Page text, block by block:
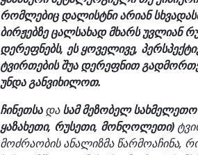
რომლებიც დალისტნი არიან
ბირჟებზე ცალსახად მხარს უვლიან
დერეფნებს, ეს ყოველივე,
ტვირთების შუა დერეფნით
უნდა განვიხილოთ.
ჩინეთსადასამ მეზობელ
ყაზახეთი, რუსეთი, მონღოლეთი)
მოძრაობის ანალიზმა წარმოაჩინა,